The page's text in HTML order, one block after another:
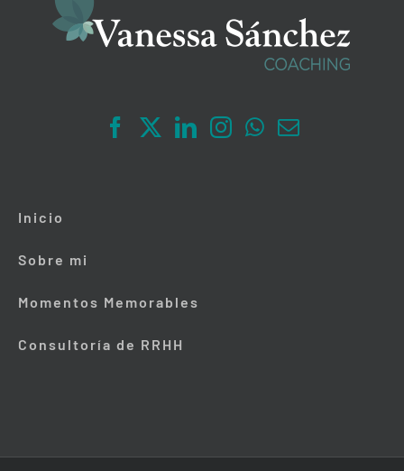
Inicio
Sobre mi
Momentos Memorables
Consultoría de RRHH